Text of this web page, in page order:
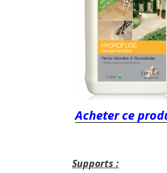
Acheter ce
Supports :